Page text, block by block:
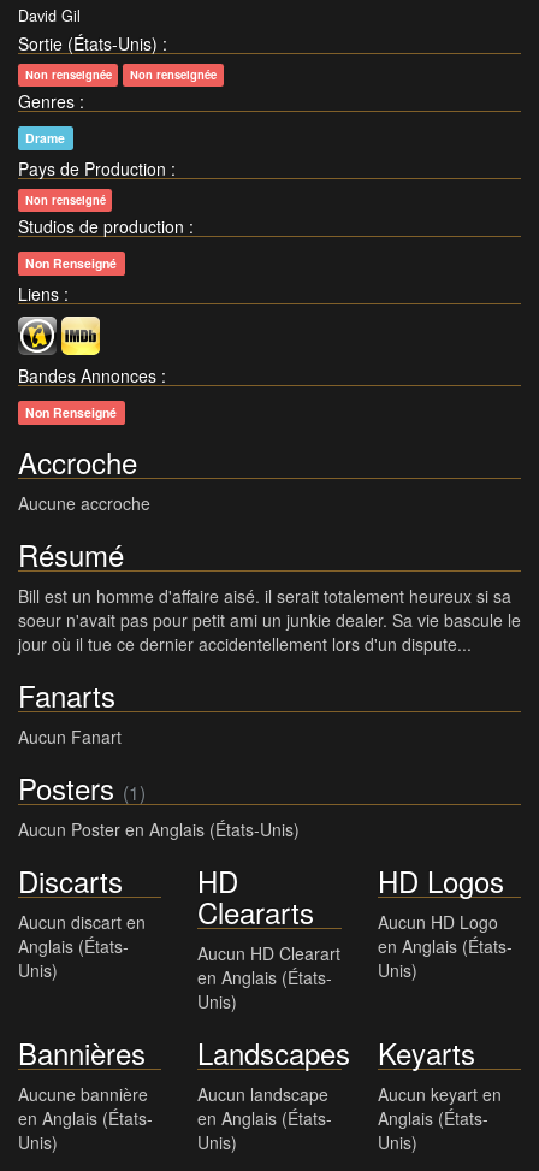
David Gil
Sortie (États-Unis) :
Non renseignée Non renseignée
Genres :
Drame
Pays de Production :
Non renseigné
Studios de production :
Non Renseigné
Liens :
Bandes Annonces :
Non Renseigné
Accroche
Aucune accroche
Résumé
Bill est un homme d'affaire aisé. il serait totalement heureux si sa
soeur n'avait pas pour petit ami un junkie dealer. Sa vie bascule le
jour où il tue ce dernier accidentellement lors d'un dispute...
Fanarts
Aucun Fanart
Posters (1)
Aucun Poster en Anglais (États-Unis)
Discarts
Aucun discart en
Anglais (États-
Unis)
HD
Cleararts
Aucun HD Clearart
en Anglais (États-
Unis)
HD Logos
Aucun HD Logo
en Anglais (États-
Unis)
Bannières
Aucune bannière
en Anglais (États-
Unis)
Landscapes
Aucun landscape
en Anglais (États-
Unis)
Keyarts
Aucun keyart en
Anglais (États-
Unis)